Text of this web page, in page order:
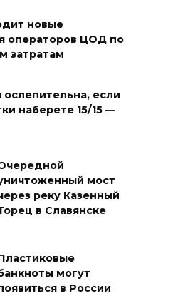
новые
операторов ЦОД по
затратам
если
наберете 15/15 —
мост
реку Казенный
в Славянске
могут
в России